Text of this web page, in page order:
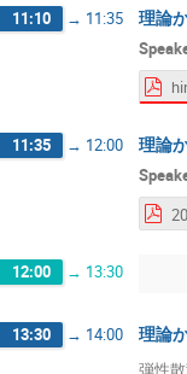
11:10 → 11:35 理論
11:35 → 12:00 理論
12:00 → 13:30
13:30 → 14:00 理論
弾性